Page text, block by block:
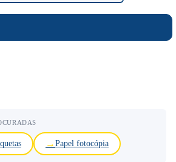
:
Papel fotocópia